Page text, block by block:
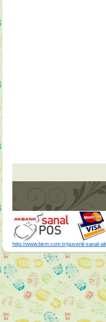
http://www.bkm.com.tr/guvenli-sanal-